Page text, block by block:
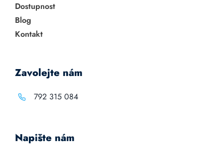
Dostupnost
Blog
Kontakt
Zavolejte nám
792 315 084
Napište nám